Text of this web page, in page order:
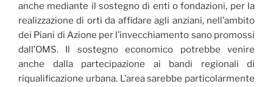
anche mediante il sostegno di enti o fondazioni, per la
realizzazione di orti da affidare agli anziani, nell’ambito
dei Piani di Azione per l’invecchiamento sano promossi
dall’OMS. Il sostegno economico potrebbe venire
anche dalla partecipazione ai bandi regionali di
riqualificazione urbana. L’area sarebbe particolarmente